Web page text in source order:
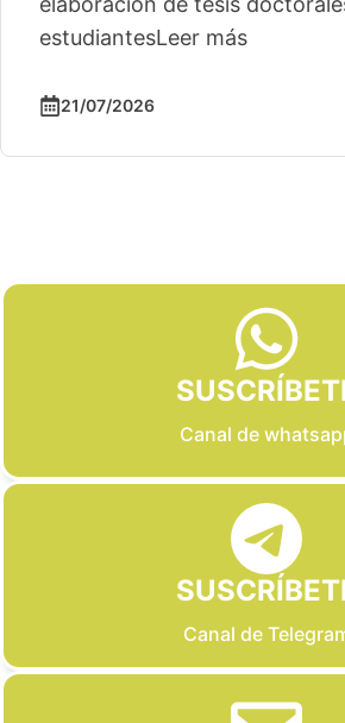
estudiantesLeer más
21/07/2026
Canal de
Canal de